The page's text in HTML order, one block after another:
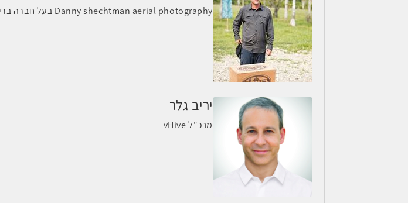
Danny shechtman aerial photography בעל חברה ברישיון לצילומים אוויריים
יריב גלר
מנכ"ל vHive